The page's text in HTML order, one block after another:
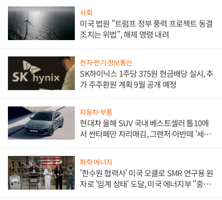
사회
미국 법원 "트럼프 정부 풍력 프로젝트 동결
조치는 위법", 해제 명령 내려
전자·전기·정보통신
SK하이닉스 1주당 375원 현금배당 실시, 추
가 주주환원 계획 9월 공개 예정
자동차·부품
현대차 올해 SUV 국내 베스트셀러 톱10에
서 싼타페만 자리매김, 그랜저·아반떼 '세단
화학·에너지
'한수원 협력사' 미국 오클로 SMR 연구용 원
자로 '임계 상태' 도달, 미국 에너지부 "중요